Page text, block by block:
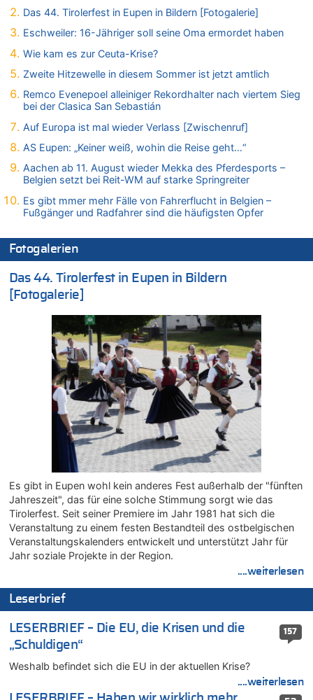
Tempolimit in 30er-Zonen – Untersuchung von Vias
07.08.2026 - 13:20 von JoKrings zu
Tempolimit in 30er-Zonen – Untersuchung von Vias
07.08.2026 - 13:04 von Kein Raser zu
In Belgien missachten zwei von drei Autofahrern das
Tempolimit in 30er-Zonen – Untersuchung von Vias
07.08.2026 - 13:01 von Experten? zu
Tempolimit in 30er-Zonen – Untersuchung von Vias
07.08.2026 - 12:43 von JoKrings zu
Zweite Hitzewelle in diesem Sommer ist jetzt amtlich
07.08.2026 - 12:31 von Fassungslos zu
In Belgien missachten zwei von drei Autofahrern das
07.08.2026 - 11:31 von Zuhörer zu
Tempolimit in 30er-Zonen – Untersuchung von Vias
07.08.2026 - 11:23 von Dax zu
In Belgien missachten zwei von drei Autofahrern das
Tempolimit in 30er-Zonen – Untersuchung von Vias
07.08.2026 - 11:20 von JoKrings zu
In Belgien missachten zwei von drei Autofahrern das
Tempolimit in 30er-Zonen – Untersuchung von Vias
07.08.2026 - 11:15 von Dax zu
Wie kam es zur Ceuta-Krise?
07.08.2026 - 11:12 von Frage zu
Wasserstand des Rheins in NRW so niedrig wie noch nie
07.08.2026 - 10:29 von Soso zu
Aachen ab 11. August wieder Mekka des Pferdesports –
Belgien setzt bei Reit-WM auf starke Springreiter
07.08.2026 - 10:23 von Opa zu
In Belgien missachten zwei von drei Autofahrern das
Tempolimit in 30er-Zonen – Untersuchung von Vias
07.08.2026 - 10:05 von Ostbelgien Direkt zu
Soll Belgien Tempolimit auf Autobahnen erhöhen? – In
07.08.2026 - 10:05 von N. A. Klar zu
In Belgien missachten zwei von drei Autofahrern das
Tempolimit in 30er-Zonen – Untersuchung von Vias
07.08.2026 - 09:31 von Ermitler zu
Das 44. Tirolerfest in Eupen in Bildern [Fotogalerie]
AS Eupen: „Keiner weiß, wohin die Reise geht…“
Das 44. Tirolerfest in Eupen in Bildern [Fotogalerie]
Eschweiler: 16-Jähriger soll seine Oma ermordet haben
Wie kam es zur Ceuta-Krise?
Zweite Hitzewelle in diesem Sommer ist jetzt amtlich
Remco Evenepoel alleiniger Rekordhalter nach viertem Sieg
bei der Clasica San Sebastián
Auf Europa ist mal wieder Verlass [Zwischenruf]
AS Eupen: „Keiner weiß, wohin die Reise geht…“
Aachen ab 11. August wieder Mekka des Pferdesports –
Belgien setzt bei Reit-WM auf starke Springreiter
Es gibt mmer mehr Fälle von Fahrerflucht in Belgien –
Fußgänger und Radfahrer sind die häufigsten Opfer
Fotogalerien
Das 44. Tirolerfest in Eupen in Bildern
[Fotogalerie]
Es gibt in Eupen wohl kein anderes Fest außerhalb der "fünften
Jahreszeit", das für eine solche Stimmung sorgt wie das
Tirolerfest. Seit seiner Premiere im Jahr 1981 hat sich die
Veranstaltung zu einem festen Bestandteil des ostbelgischen
Veranstaltungskalenders entwickelt und unterstützt Jahr für
Jahr soziale Projekte in der Region.
....weiterlesen
Leserbrief
157
LESERBRIEF – Die EU, die Krisen und die
„Schuldigen“
Weshalb befindet sich die EU in der aktuellen Krise?
....weiterlesen